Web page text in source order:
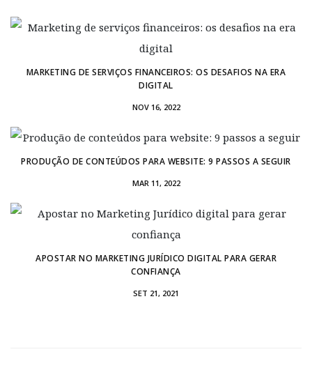
MARKETING DE SERVIÇOS FINANCEIROS: OS DESAFIOS NA ERA
DIGITAL
NOV 16, 2022
PRODUÇÃO DE CONTEÚDOS PARA WEBSITE: 9 PASSOS A SEGUIR
MAR 11, 2022
APOSTAR NO MARKETING JURÍDICO DIGITAL PARA GERAR
CONFIANÇA
SET 21, 2021